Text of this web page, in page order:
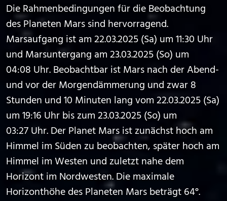
Die Rahmenbedingungen für die Beobachtung
des Planeten Mars sind hervorragend.
Marsaufgang ist am 22.03.2025 (Sa) um 11:30 Uhr
und Marsuntergang am 23.03.2025 (So) um
04:08 Uhr. Beobachtbar ist Mars nach der Abend-
und vor der Morgendämmerung und zwar 8
Stunden und 10 Minuten lang vom 22.03.2025 (Sa)
um 19:16 Uhr bis zum 23.03.2025 (So) um
03:27 Uhr. Der Planet Mars ist zunächst hoch am
Himmel im Süden zu beobachten, später hoch am
Himmel im Westen und zuletzt nahe dem
Horizont im Nordwesten. Die maximale
Horizonthöhe des Planeten Mars beträgt 64°.